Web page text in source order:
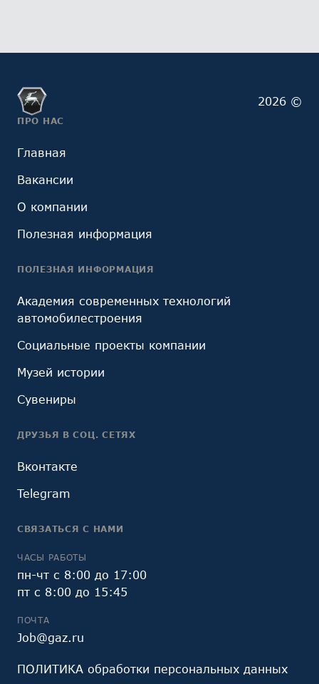
2026 ©
ПРО НАС
Главная
Вакансии
О компании
Полезная информация
ПОЛЕЗНАЯ ИНФОРМАЦИЯ
Академия современных технологий
автомобилестроения
Социальные проекты компании
Музей истории
Сувениры
ДРУЗЬЯ В СОЦ. СЕТЯХ
Вконтакте
Telegram
СВЯЗАТЬСЯ С НАМИ
ЧАСЫ РАБОТЫ
пн-чт с 8:00 до 17:00
пт с 8:00 до 15:45
ПОЧТА
Job@gaz.ru
ПОЛИТИКА обработки персональных данных